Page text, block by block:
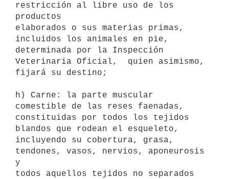
restricción al libre uso de los
productos
elaborados o sus materias primas,
incluidos los animales en pie,
determinada por la Inspección
Veterinaria Oficial,  quien asimismo,
fijará su destino;
h) Carne: la parte muscular
comestible de las reses faenadas,
constituidas por todos los tejidos
blandos que rodean el esqueleto,
incluyendo su cobertura, grasa,
tendones, vasos, nervios, aponeurosis
y
todos aquellos tejidos no separados